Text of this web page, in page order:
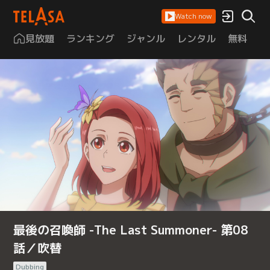
Watch now
見放題 ランキング ジャンル レンタル 無料
最後の召喚師 -The Last Summoner- 第08
話／吹替
Dubbing